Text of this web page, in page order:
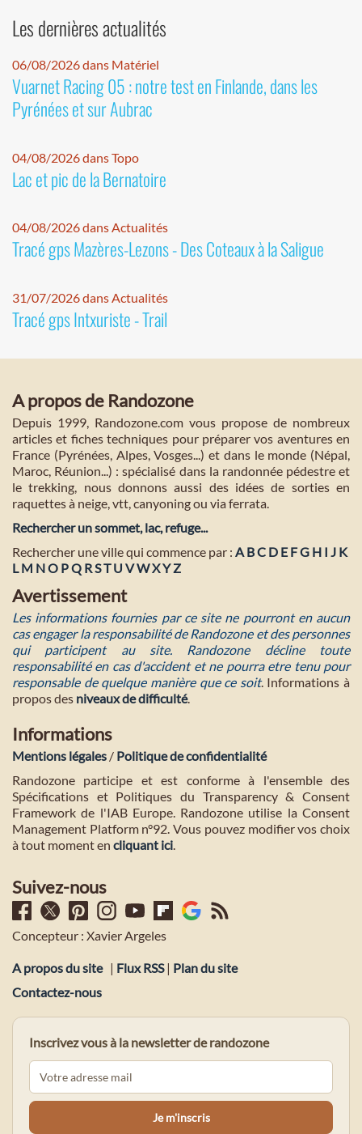
Les dernières actualités
06/08/2026 dans Matériel
Vuarnet Racing 05 : notre test en Finlande, dans les
Pyrénées et sur Aubrac
04/08/2026 dans Topo
Lac et pic de la Bernatoire
04/08/2026 dans Actualités
Tracé gps Mazères-Lezons - Des Coteaux à la Saligue
31/07/2026 dans Actualités
Tracé gps Intxuriste - Trail
A propos de Randozone
Depuis 1999, Randozone.com vous propose de nombreux
articles et fiches techniques pour préparer vos aventures en
France (Pyrénées, Alpes, Vosges...) et dans le monde (Népal,
Maroc, Réunion...) : spécialisé dans la randonnée pédestre et
le trekking, nous donnons aussi des idées de sorties en
raquettes à neige, vtt, canyoning ou via ferrata.
Rechercher un sommet, lac, refuge...
Rechercher une ville qui commence par : A BC D E FG H I J K
L M NO PQ RST U VWXYZ
Avertissement
Les informations fournies par ce site ne pourront en aucun
cas engager la responsabilité de Randozone et des personnes
qui participent au site. Randozone décline toute
responsabilité en cas d'accident et ne pourra etre tenu pour
responsable de quelque manière que ce soit. Informations à
propos des niveaux de difficulté.
Informations
Mentions légales / Politique de confidentialité
Randozone participe et est conforme à l'ensemble des
Spécifications et Politiques du Transparency & Consent
Framework de l'IAB Europe. Randozone utilise la Consent
Management Platform n°92. Vous pouvez modifier vos choix
à tout moment en cliquant ici.
Suivez-nous
Concepteur : Xavier Argeles
A propos du site | Flux RSS| Plan du site
Contactez-nous
Inscrivez vous à la newsletter de randozone